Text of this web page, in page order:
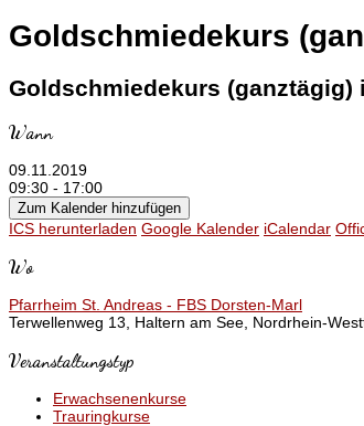
Goldschmiedekurs
Goldschmiedekurs (ganztägig)
Wann
09.11.2019
09:30 - 17:00
Zum Kalender hinzufügen
ICS herunterladen Google Kalender iCalendar
Wo
Pfarrheim St. Andreas - FBS Dorsten-Marl
Terwellenweg 13, Haltern am See, Nordrhein-
Veranstaltungstyp
Erwachsenenkurse
Trauringkurse